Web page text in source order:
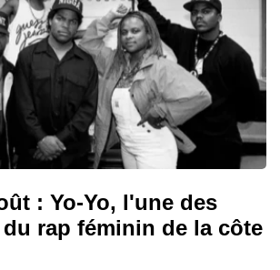
: Yo-Yo, l'une des
rap féminin de la côte